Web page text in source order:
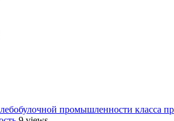
промышленности класса